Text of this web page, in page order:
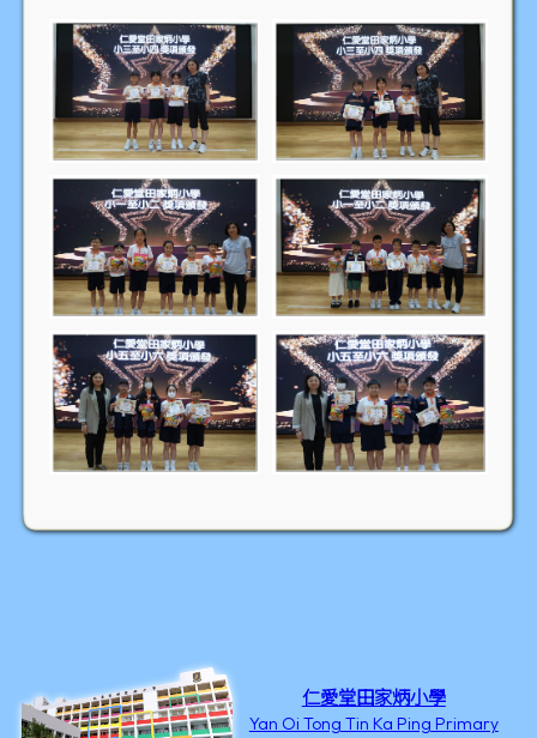
仁愛堂田家炳小學
Yan Oi Tong Tin Ka Ping Primary